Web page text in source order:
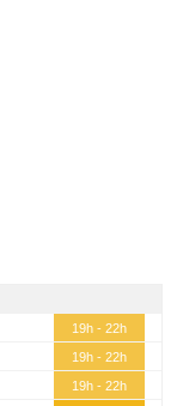
19h - 22h
19h - 22h
19h - 22h